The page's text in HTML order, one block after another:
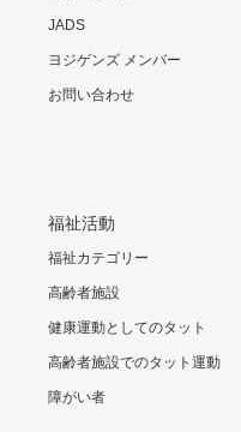
JADS
ヨジゲンズ メンバー
お問い合わせ
福祉活動
福祉カテゴリー
高齢者施設
健康運動としてのタット
高齢者施設でのタット運動
障がい者